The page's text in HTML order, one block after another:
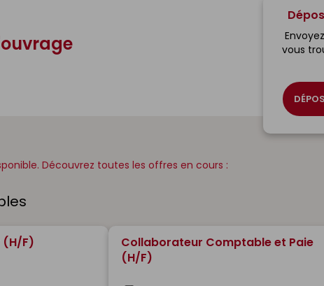
vous
Découvrez toutes les offres en cours :
(H/F)
Collaborateur Comptable et Paie
(H/F)